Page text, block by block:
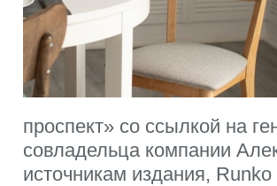
проспект» со ссылкой на
совладельца компании
источникам издания,